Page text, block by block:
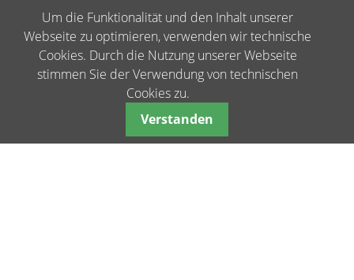
Um die Funktionalität und den Inhalt unserer
Webseite zu optimieren, verwenden wir technische
Cookies. Durch die Nutzung unserer Webseite
stimmen Sie der Verwendung von technischen
Cookies zu.
Verstanden